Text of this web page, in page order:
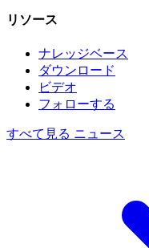
リソース
ナレッジベース
ダウンロード
ビデオ
フォローする
すべて見る ニュース